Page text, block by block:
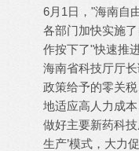
6月1日，"海南自
各部门加快实施
作按下了"快速推
海南省科技厅厅
政策给予的零关
地适应高人力成本
做好主要新药科
生产’模式，大力